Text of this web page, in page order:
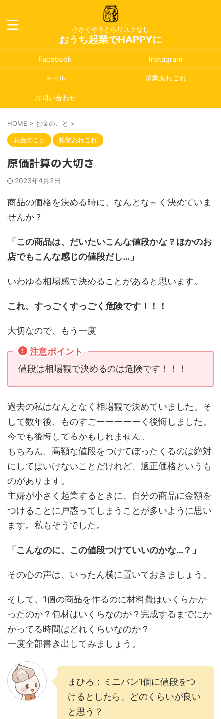
小さくやるからリスクなし
おうち起業でHAPPYに
Facebook Instagram
メール 起業あれこれ
お問い合わせ
HOME > お金のこと >
お金のこと 起業あれこれ
原価計算の大切さ
2023年4月2日
商品の価格を決める時に、なんとな～く決めていま
せんか？
「この商品は、だいたいこんな値段かな？ほかのお
店でもこんな感じの値段だし…」
いわゆる相場感で決めることがあると思います。
これ、すっごくすっごく危険です！！！
大切なので、もう一度
注意ポイント
値段は相場観で決めるのは危険です！！！
過去の私はなんとなく相場観で決めていました。そ
して数年後、ものすごーーーーーく後悔しました。
今でも後悔してるかもしれません。
もちろん、高額な値段をつけてぼったくるのは絶対
にしてはいけないことだけれど、適正価格というも
のがあります。
主婦が小さく起業するときに、自分の商品に金額を
つけることに戸惑ってしまうことが多いように思い
ます。私もそうでした。
「こんなのに、この値段つけていいのかな…？」
その心の声は、いったん横に置いておきましょう。
そして、1個の商品を作るのに材料費はいくらかか
ったのか？包材はいくらなのか？完成するまでにか
かってる時間はどれくらいなのか？
一度全部書き出してみましょう。
まひろ：ミニパン1個に値段をつ
けるとしたら、どのくらいが良い
と思う？